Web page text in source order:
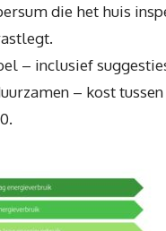
die het huis
– inclusief
– kost tussen